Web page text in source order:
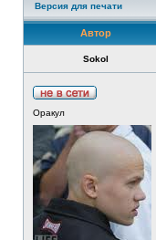
Версия для печати
Автор
Sokol
Оракул